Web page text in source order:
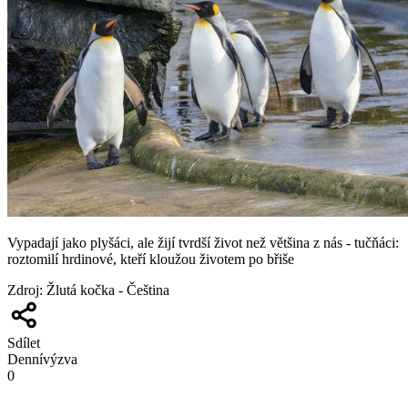
Vypadají jako plyšáci, ale žijí tvrdší život než většina z nás - tučňáci:
roztomilí hrdinové, kteří kloužou životem po břiše
Zdroj: Žlutá kočka - Čeština
Sdílet
Dennívýzva
0